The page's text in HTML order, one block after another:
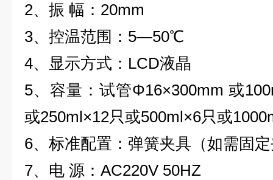
2、振 幅：20mm
3、控温范围：5―50℃
4、显示方式：LCD液晶
5、容量： 试管Φ16×300mm 或
或250ml×12只或500ml×6只或
6、标准配置：弹簧夹具（如需固
7、电 源：AC220V 50HZ